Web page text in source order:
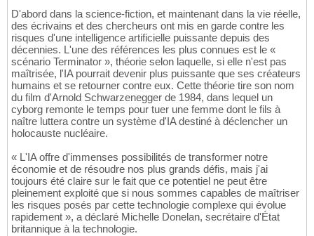
D'abord dans la science-fiction, et maintenant dans la vie réelle,
des écrivains et des chercheurs ont mis en garde contre les
risques d'une intelligence artificielle puissante depuis des
décennies. L'une des références les plus connues est le «
scénario Terminator », théorie selon laquelle, si elle n'est pas
maîtrisée, l'IA pourrait devenir plus puissante que ses créateurs
humains et se retourner contre eux. Cette théorie tire son nom
du film d'Arnold Schwarzenegger de 1984, dans lequel un
cyborg remonte le temps pour tuer une femme dont le fils à
naître luttera contre un système d'IA destiné à déclencher un
holocauste nucléaire.
« L'IA offre d'immenses possibilités de transformer notre
économie et de résoudre nos plus grands défis, mais j'ai
toujours été claire sur le fait que ce potentiel ne peut être
pleinement exploité que si nous sommes capables de maîtriser
les risques posés par cette technologie complexe qui évolue
rapidement », a déclaré Michelle Donelan, secrétaire d'État
britannique à la technologie.